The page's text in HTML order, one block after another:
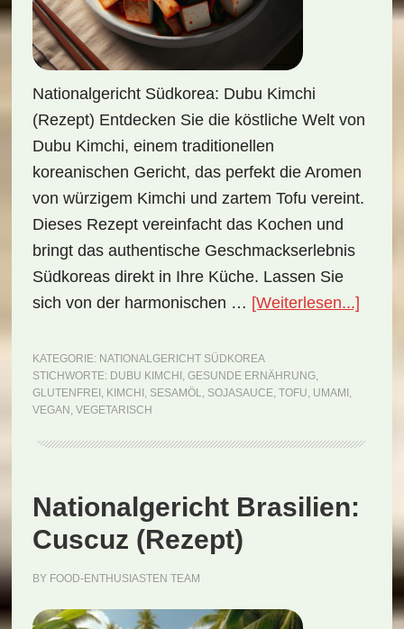
Nationalgericht Südkorea: Dubu Kimchi
(Rezept) Entdecken Sie die köstliche Welt von
Dubu Kimchi, einem traditionellen
koreanischen Gericht, das perfekt die Aromen
von würzigem Kimchi und zartem Tofu vereint.
Dieses Rezept vereinfacht das Kochen und
bringt das authentische Geschmackserlebnis
Südkoreas direkt in Ihre Küche. Lassen Sie
sich von der harmonischen … [Weiterlesen...]
KATEGORIE: NATIONALGERICHT SÜDKOREA
STICHWORTE: DUBU KIMCHI , GESUNDE ERNÄHRUNG,
GLUTENFREI , KIMCHI , SESAMÖL, SOJASAUCE, TOFU, UMAMI ,
VEGAN , VEGETARISCH
Nationalgericht Brasilien:
Cuscuz (Rezept)
BY FOOD-ENTHUSIASTEN TEAM